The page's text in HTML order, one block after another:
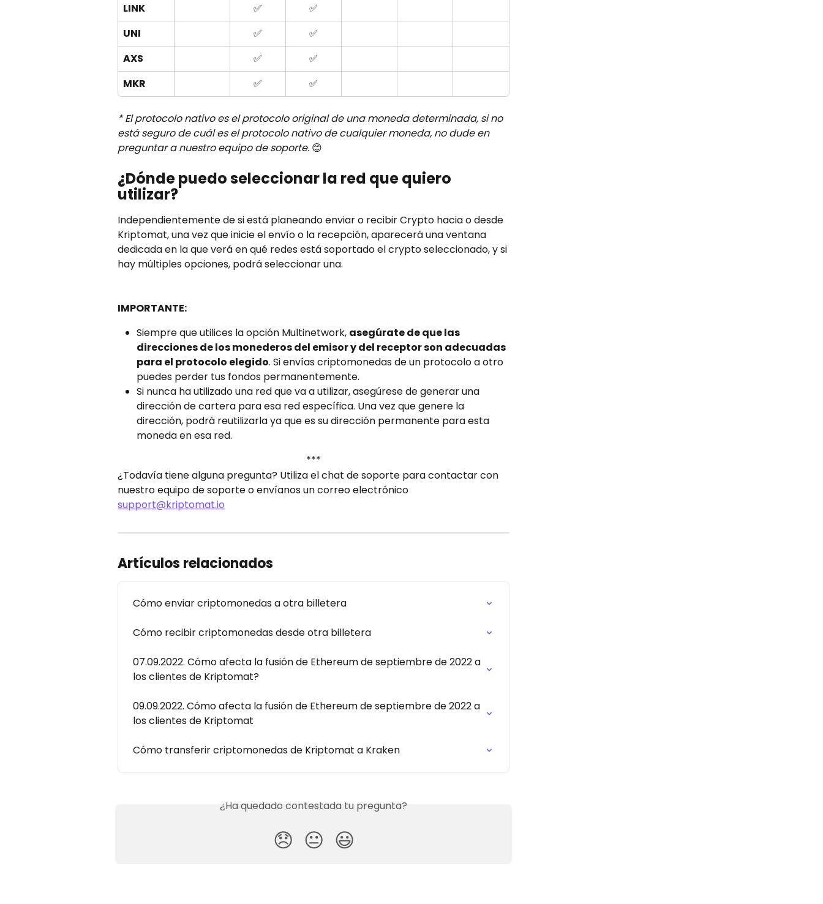
LINK
✅
✅
UNI
✅
✅
AXS
✅
✅
MKR
✅ ✅
* El protocolo nativo es el protocolo original de una moneda determinada, si no
está seguro de cuál es el protocolo nativo de cualquier moneda, no dude en
preguntar a nuestro equipo de soporte. 😊
¿Dónde puedo seleccionar la red que quiero
utilizar?
Independientemente de si está planeando enviar o recibir Crypto hacia o desde
Kriptomat, una vez que inicie el envío o la recepción, aparecerá una ventana
dedicada en la que verá en qué redes está soportado el crypto seleccionado, y si
hay múltiples opciones, podrá seleccionar una.
IMPORTANTE:
Siempre que utilices la opción Multinetwork, asegúrate de que las
direcciones de los monederos del emisor y del receptor son adecuadas
para el protocolo elegido. Si envías criptomonedas de un protocolo a otro
puedes perder tus fondos permanentemente.
Si nunca ha utilizado una red que va a utilizar, asegúrese de generar una
dirección de cartera para esa red específica. Una vez que genere la
dirección, podrá reutilizarla ya que es su dirección permanente para esta
moneda en esa red.
***
¿Todavía tiene alguna pregunta? Utiliza el chat de soporte para contactar con
nuestro equipo de soporte o envíanos un correo electrónico
support@kriptomat.io
Artículos relacionados
Cómo enviar criptomonedas a otra billetera
Cómo recibir criptomonedas desde otra billetera
07.09.2022. Cómo afecta la fusión de Ethereum de septiembre de 2022 a
los clientes de Kriptomat?
09.09.2022. Cómo afecta la fusión de Ethereum de septiembre de 2022 a
los clientes de Kriptomat
Cómo transferir criptomonedas de Kriptomat a Kraken
¿Ha quedado contestada tu pregunta?
😞 😐 😃